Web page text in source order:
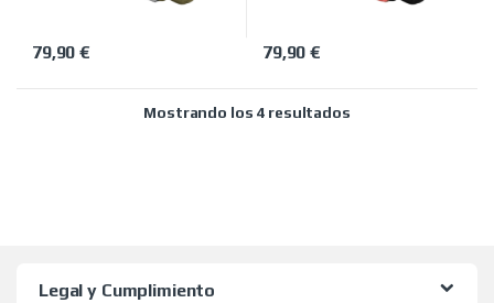
79,90€
Este producto tiene múltiples variantes. Las opciones se
79,90€
Este producto tiene múltiples
Mostrando los 4 resultadosOrdenado por
Legal y Cumplimiento